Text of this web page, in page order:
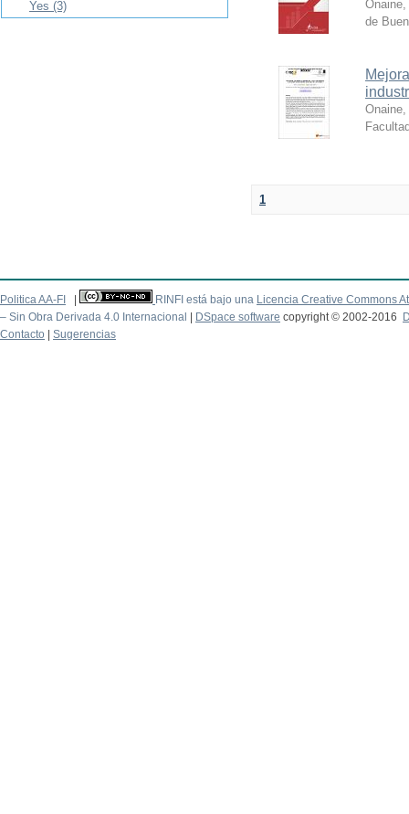
de
1
Yes (3)
Politica AA-FI RINFI está bajo una Licencia Creative Commons
– Sin Obra Derivada 4.0 Internacional
DSpace software copyright © 2002-2016
Contacto
Sugerencias